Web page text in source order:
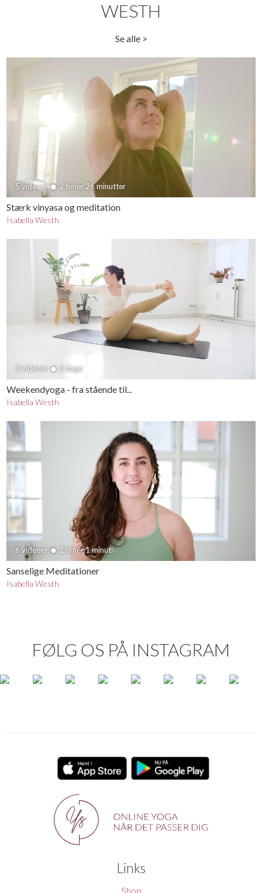
WESTH
Se alle >
5 videoer 2 timer 26 minutter
Stærk vinyasa og meditation
Isabella Westh
3 videoer 3 dage
Weekendyoga - fra stående til...
Isabella Westh
6 videoer 2 timer 1 minut
Sanselige Meditationer
Isabella Westh
FØLG OS PÅ INSTAGRAM
Links
Shop